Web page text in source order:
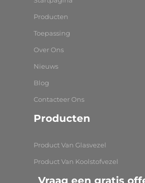
Producten
Toepassing
Over Ons
Nieuws
Blog
Contacteer Ons
Producten
Product Van Glasvezel
Product Van Koolstofvezel
Vraag een gratis